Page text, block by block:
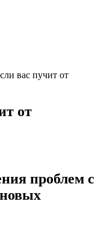
вас пучит от
от
проблем с